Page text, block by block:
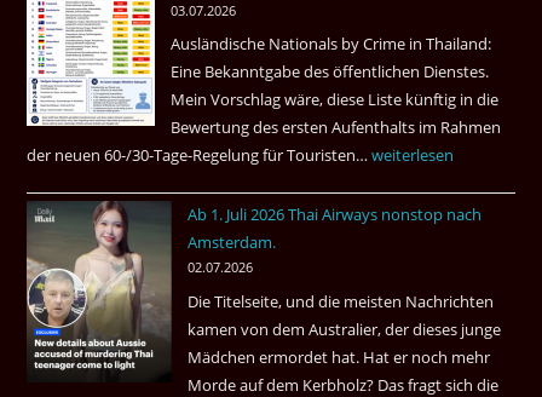
Gebiet
03.07.2026
Ausländische Nationals by Crime in Thailand:
Eine Bekanntgabe des öffentlichen Dienstes.
Mein Vorschlag wäre, diese Liste künftig in die
Bewertung des ersten Aufenthalts im Rahmen
der neuen 60-/30-Tage-Regelung für Touristen…Tourismus:
Einreiseland
höchste
Kriminalität
aus?
weiterlesen
Ab 1. Juli 2026 Thai Airways nonstop nach
Amsterdam.
02.07.2026
Die Titelseite, und die meisten Nachrichten
kamen von dem Australier, der dieses junge
Mädchen ermordet hat. Hat er noch mehr
Morde auf dem Kerbholz? Das fragt sich die